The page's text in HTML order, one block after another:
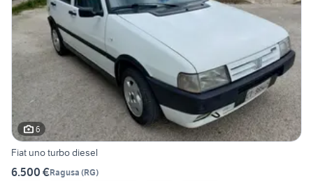
6
Fiat uno turbo diesel
6.500 €Ragusa (RG)